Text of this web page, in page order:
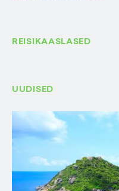
REISIKAASLASED
UUDISED